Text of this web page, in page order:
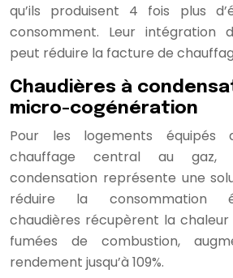
qu’ils produisent 4 fois plus
consomment. Leur intégration
peut réduire la facture de
Chaudières à
micro-cogénération
Pour les logements équipés
chauffage central au gaz,
condensation représente une
réduire la consommation
chaudières récupèrent la
fumées de combustion,
rendement jusqu’à 109%.